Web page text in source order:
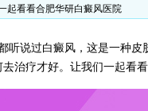
起看看合肥华研白癜风医院
听说过白癜风，这是一种
治疗才好。让我们一起看